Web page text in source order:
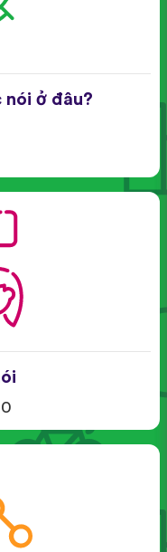
nói ở đâu?